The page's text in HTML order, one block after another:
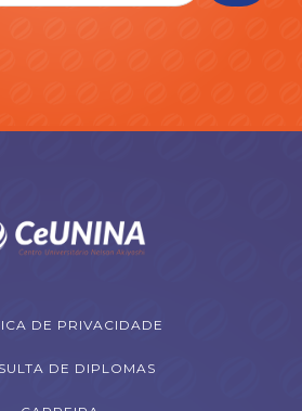
DE PRIVACIDADE
DE DIPLOMAS